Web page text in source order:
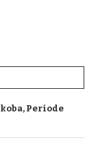
Periode